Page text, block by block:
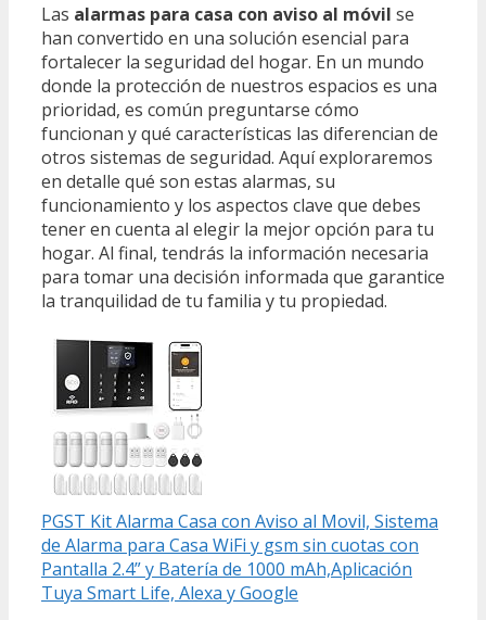
Las alarmas para casa con aviso al móvil se
han convertido en una solución esencial para
fortalecer la seguridad del hogar. En un mundo
donde la protección de nuestros espacios es una
prioridad, es común preguntarse cómo
funcionan y qué características las diferencian de
otros sistemas de seguridad. Aquí exploraremos
en detalle qué son estas alarmas, su
funcionamiento y los aspectos clave que debes
tener en cuenta al elegir la mejor opción para tu
hogar. Al final, tendrás la información necesaria
para tomar una decisión informada que garantice
la tranquilidad de tu familia y tu propiedad.
PGST Kit Alarma Casa con Aviso al Movil, Sistema
de Alarma para Casa WiFi y gsm sin cuotas con
Pantalla 2.4” y Batería de 1000 mAh,Aplicación
Tuya Smart Life, Alexa y Google